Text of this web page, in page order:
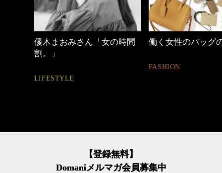
優木まおみさん「女の時間
割。」
LIFESTYLE
働く女性のバッグ
FASHION
【登録無料】
Domaniメルマガ会員募集中